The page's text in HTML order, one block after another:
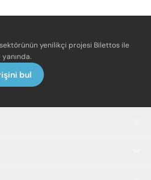
yenilikçi projesi Bilettos ile
bul